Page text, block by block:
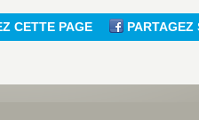
CETTE PAGE PARTAGEZ